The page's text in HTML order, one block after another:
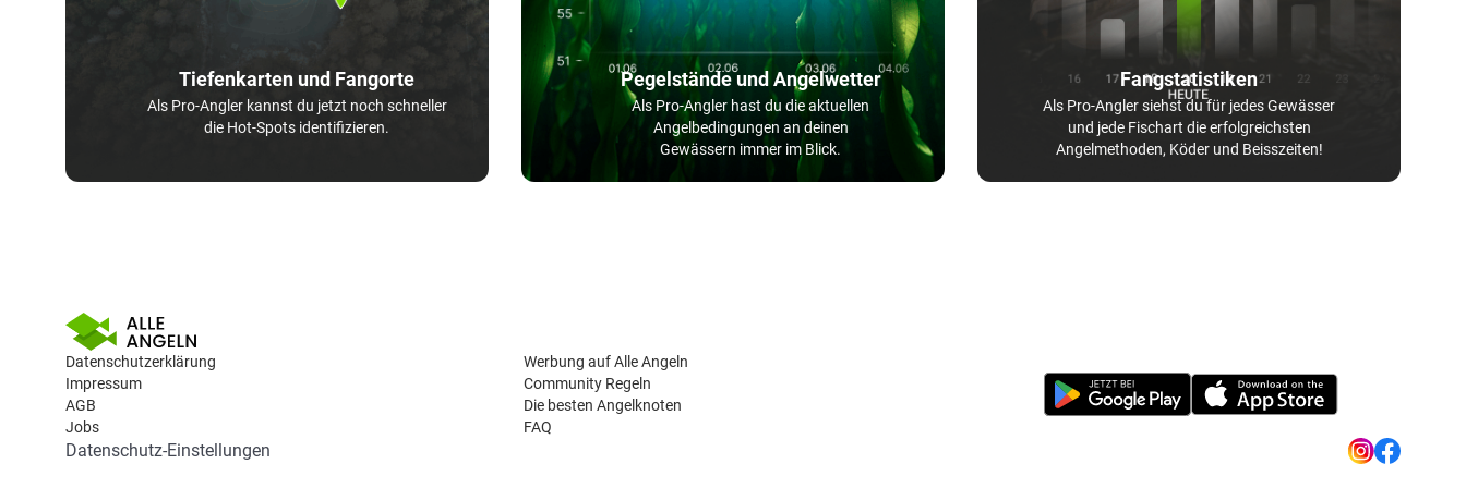
Tiefenkarten und Fangorte
Als Pro-Angler kannst du jetzt noch schneller
die Hot-Spots identifizieren.
Pegelstände und Angelwetter
Als Pro-Angler hast du die aktuellen
Angelbedingungen an deinen
Gewässern immer im Blick.
Fangstatistiken
Als Pro-Angler siehst du für jedes Gewässer
und jede Fischart die erfolgreichsten
Angelmethoden, Köder und Beisszeiten!
Datenschutzerklärung
Impressum
AGB
Jobs
Werbung auf Alle Angeln
Community Regeln
Die besten Angelknoten
FAQ
Datenschutz-Einstellungen